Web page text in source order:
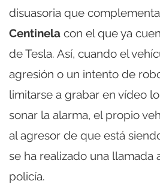
disuasoria que
Centinela con el que ya
de Tesla. Así, cuando el
agresión o un intento de
limitarse a grabar en vídeo
sonar la alarma, el propio
al agresor de que está
se ha realizado una llamada
policía.